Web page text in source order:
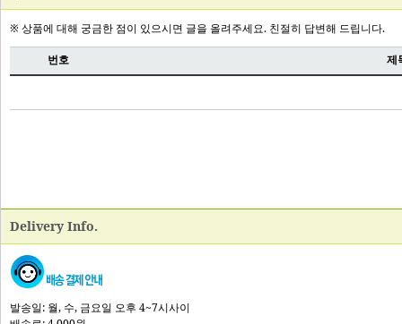
Delivery Info.
발송일: 월, 수, 금요일 오후 4~7시사이